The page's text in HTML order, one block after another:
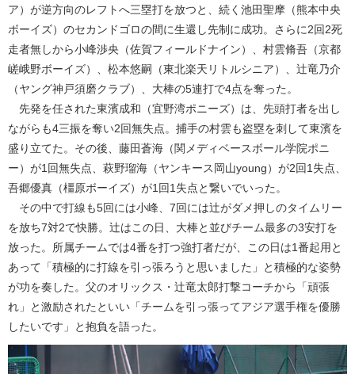
ア）が逆方向のレフトへ三塁打を放つと、続く池田聖摩（熊本中央
ボーイズ）のセカンドゴロの間に生還し先制に成功。さらに2回2死
走者無しから小峰渉央（佐賀フィールドナイン）、村雲脩吾（京都
嵯峨野ボーイズ）、松本悠嗣（東北楽天リトルシニア）、辻竜乃介
（ヤング神戸須磨クラブ）、大棒の5連打で4点を奪った。
先発を任された東濱成和（宜野湾ポニーズ）は、先頭打者を出し
ながらも4三振を奪い2回無失点。捕手の村雲も盗塁を刺して東濱を
盛り立てた。その後、藤田蒼海（関メディベースボール学院ポニ
ー）が1回無失点、萩野瑠海（ヤンキース岡山young）が2回1失点、
吾郷優真（橿原ボーイズ）が1回1失点と繋いでいった。
その中で打線も5回には小峰、7回には辻がダメ押しのタイムリー
を放ち7対2で快勝。辻はこの日、大棒と並びチーム最多の3安打を
放った。所属チームでは4番を打つ強打者だが、この日は1番起用と
あって「積極的に打線を引っ張ろうと思いました」と積極的な姿勢
が功を奏した。父のオリックス・辻竜太郎打撃コーチから「頑張
れ」と激励されたといい「チームを引っ張ってアジア選手権を優勝
したいです」と抱負を語った。